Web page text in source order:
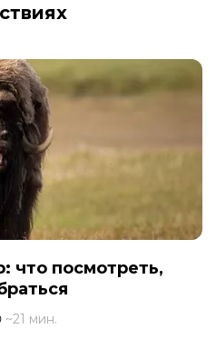
что посмотреть,
~21 мин.